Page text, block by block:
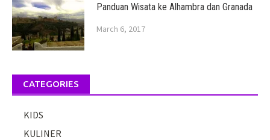
Panduan Wisata ke Alhambra dan Granada
March 6, 2017
CATEGORIES
KIDS
KULINER